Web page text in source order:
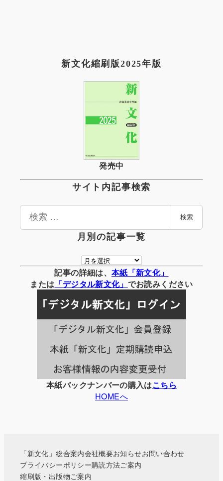
新文化縮刷版2025年版
発売中
サイト内記事検索
検
検索
月別の記事一覧
月
別
の
事
一
覧
記事の詳細は、 本紙「新文化」
または 「デジタル新文化」 でお読みください
本紙バックナンバーの購入はこちら
HOMEへ
「新文化」総合案内会社概要お知らせお問い合わせ
プライバシーポリシー購読方法ご案内
縮刷版・出版物ご案内